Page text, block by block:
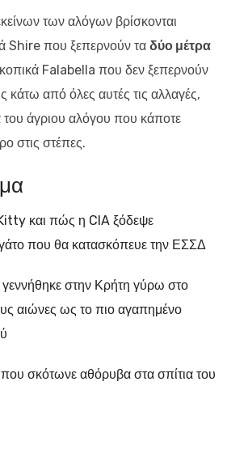
των αλόγων βρίσκονται
Shire που ξεπερνούν τα δύο μέτρα
Falabella που δεν ξεπερνούν
κάτω από όλες αυτές τις αλλαγές,
άγριου αλόγου που κάποτε
στις στέπες.
και πώς η CIA ξόδεψε
γάτο που θα κατασκόπευε την ΕΣΣΔ
στην Κρήτη γύρω στο
αιώνες ως το πιο αγαπημένο
σκότωνε αθόρυβα στα σπίτια του